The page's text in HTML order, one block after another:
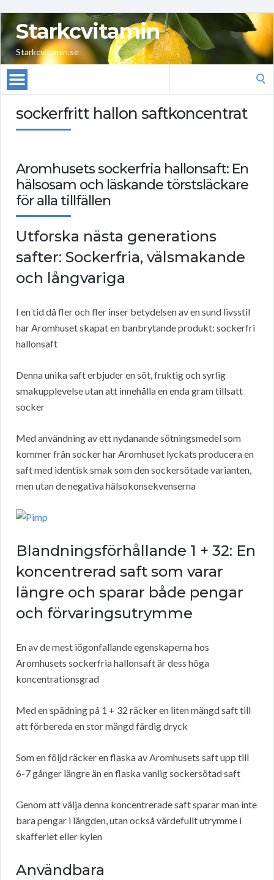
Starkcvitamin
Starkcvitamin.se
sockerfritt hallon saftkoncentrat
Aromhusets sockerfria hallonsaft: En
hälsosam och läskande törstsläckare
för alla tillfällen
Utforska nästa generations
safter: Sockerfria, välsmakande
och långvariga
I en tid då fler och fler inser betydelsen av en sund livsstil
har Aromhuset skapat en banbrytande produkt: sockerfri
hallonsaft
Denna unika saft erbjuder en söt, fruktig och syrlig
smakupplevelse utan att innehålla en enda gram tillsatt
socker
Med användning av ett nydanande sötningsmedel som
kommer från socker har Aromhuset lyckats producera en
saft med identisk smak som den sockersötade varianten,
men utan de negativa hälsokonsekvenserna
Blandningsförhållande 1 + 32: En
koncentrerad saft som varar
längre och sparar både pengar
och förvaringsutrymme
En av de mest iögonfallande egenskaperna hos
Aromhusets sockerfria hallonsaft är dess höga
koncentrationsgrad
Med en spädning på 1 + 32 räcker en liten mängd saft till
att förbereda en stor mängd färdig dryck
Som en följd räcker en flaska av Aromhusets saft upp till
6-7 gånger längre än en flaska vanlig sockersötad saft
Genom att välja denna koncentrerade saft sparar man inte
bara pengar i längden, utan också värdefullt utrymme i
skafferiet eller kylen
Användbara